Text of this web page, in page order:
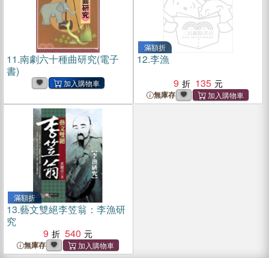
11.南劇六十種曲研究(電子
書)
滿額折
12.李漁
9
135
無庫存
滿額折
13.藝文雙絕李笠翁：李漁研
究
9
540
無庫存